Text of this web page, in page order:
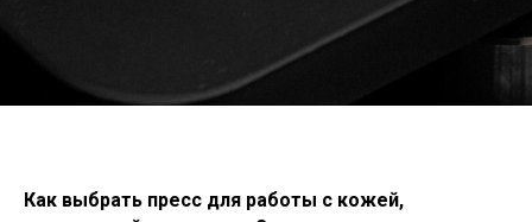
Как выбрать пресс для работы с кожей,